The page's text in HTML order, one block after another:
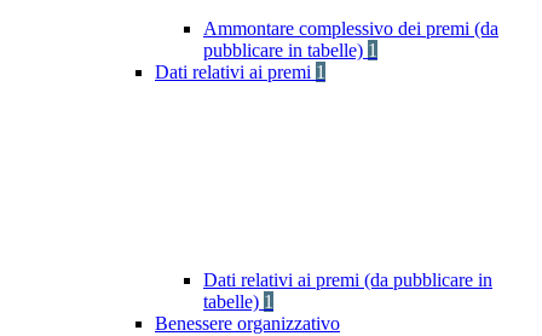
Ammontare complessivo dei premi (da
pubblicare in tabelle) 1
Dati relativi ai premi 1
Dati relativi ai premi (da pubblicare in
tabelle) 1
Benessere organizzativo